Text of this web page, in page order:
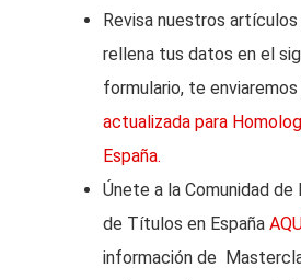
Revisa nuestros
rellena tus datos en el
formulario, te enviaremos
actualizada para
España.
Únete a la Comunidad
de Títulos en España
información de